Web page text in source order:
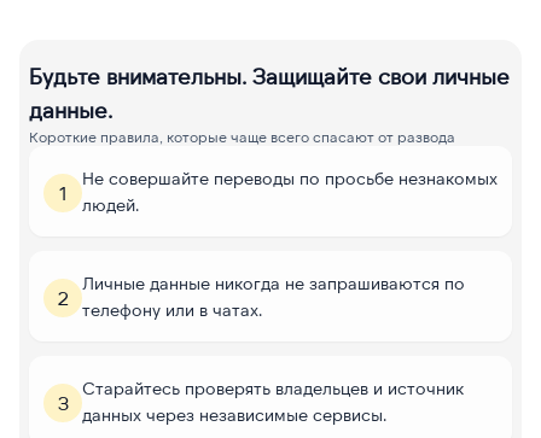
Будьте внимательны. Защищайте свои личные
данные.
Короткие правила, которые чаще всего спасают от развода
1
Не совершайте переводы по просьбе незнакомых
людей.
2
Личные данные никогда не запрашиваются по
телефону или в чатах.
3
Старайтесь проверять владельцев и источник
данных через независимые сервисы.